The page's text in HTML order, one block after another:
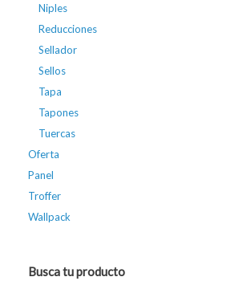
Niples
Reducciones
Sellador
Sellos
Tapa
Tapones
Tuercas
Oferta
Panel
Troffer
Wallpack
Busca tu producto